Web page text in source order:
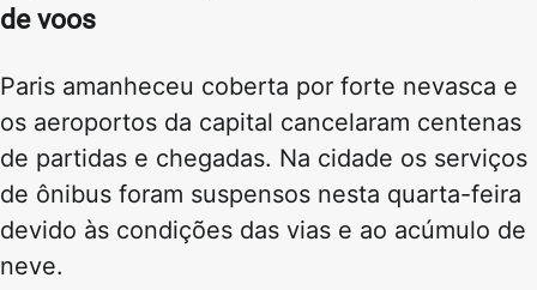
de voos
Paris amanheceu coberta por forte nevasca e
os aeroportos da capital cancelaram centenas
de partidas e chegadas. Na cidade os serviços
de ônibus foram suspensos nesta quarta-feira
devido às condições das vias e ao acúmulo de
neve.